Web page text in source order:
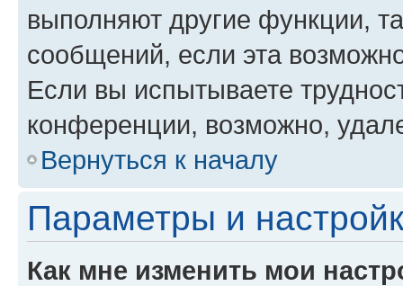
выполняют другие функции,
сообщений, если эта
Если вы испытываете
конференции, возможно,
Вернуться к началу
Параметры и
Как мне изменить мои